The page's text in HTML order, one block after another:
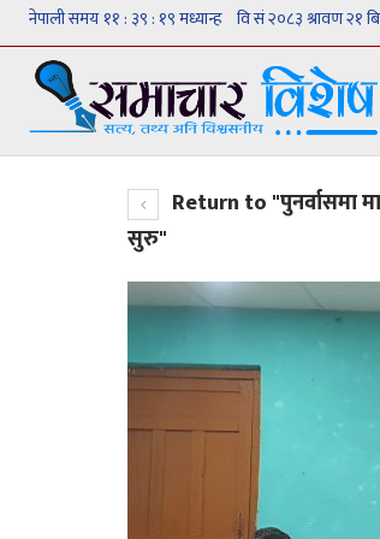
Return to "पुनर्वासमा
सुरु"